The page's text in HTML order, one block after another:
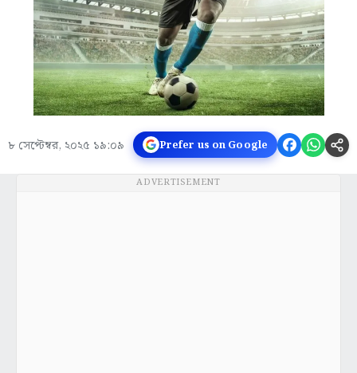
৮ সেপ্টেম্বর, ২০২৫ ১৯:০৯ Prefer us on Google
ADVERTISEMENT